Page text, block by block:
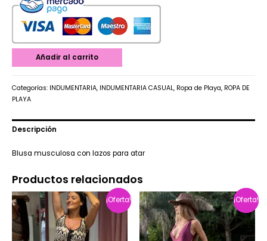
Añadir al carrito
Categorías: INDUMENTARIA, INDUMENTARIA CASUAL, Ropa de Playa, ROPA DE
PLAYA
Descripción
Blusa musculosa con lazos para atar
Productos relacionados
¡Oferta!
¡Oferta! ¡Oferta!
¡Oferta!